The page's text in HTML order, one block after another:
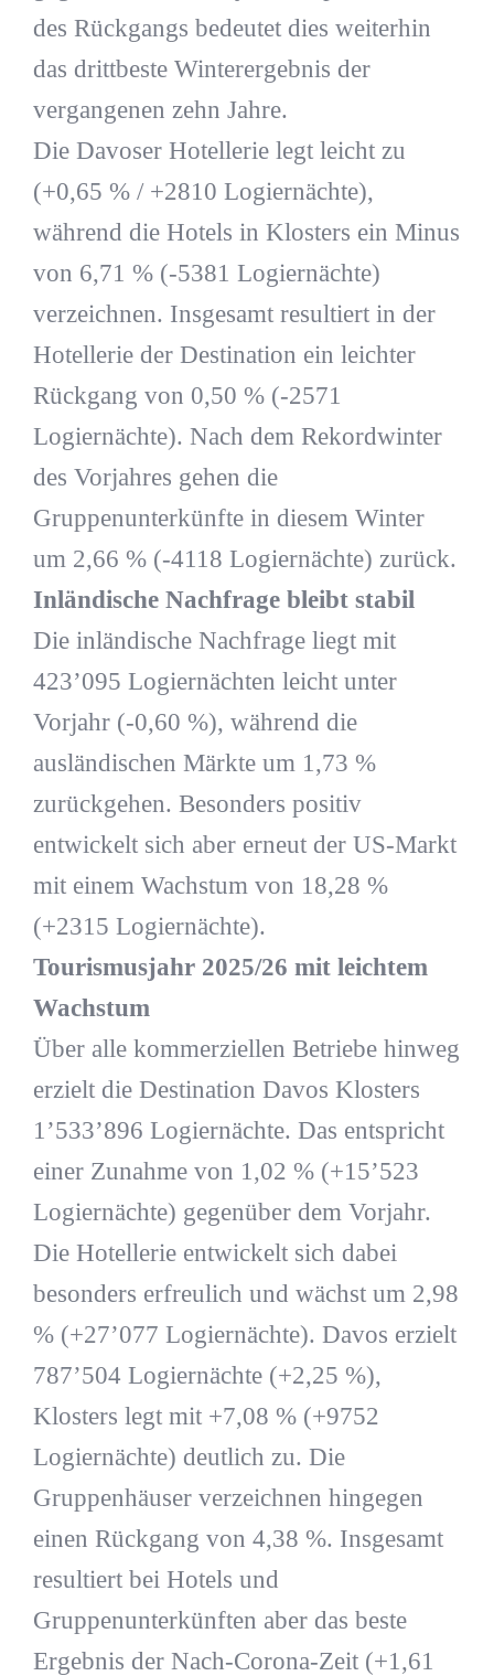
des Rückgangs bedeutet dies weiterhin
das drittbeste Winterergebnis der
vergangenen zehn Jahre.
Die Davoser Hotellerie legt leicht zu
(+0,65 % / +2810 Logiernächte),
während die Hotels in Klosters ein Minus
von 6,71 % (-5381 Logiernächte)
verzeichnen. Insgesamt resultiert in der
Hotellerie der Destination ein leichter
Rückgang von 0,50 % (-2571
Logiernächte). Nach dem Rekordwinter
des Vorjahres gehen die
Gruppenunterkünfte in diesem Winter
um 2,66 % (-4118 Logiernächte) zurück.
Inländische Nachfrage bleibt stabil
Die inländische Nachfrage liegt mit
423’095 Logiernächten leicht unter
Vorjahr (-0,60 %), während die
ausländischen Märkte um 1,73 %
zurückgehen. Besonders positiv
entwickelt sich aber erneut der US-Markt
mit einem Wachstum von 18,28 %
(+2315 Logiernächte).
Tourismusjahr 2025/26 mit leichtem
Wachstum
Über alle kommerziellen Betriebe hinweg
erzielt die Destination Davos Klosters
1’533’896 Logiernächte. Das entspricht
einer Zunahme von 1,02 % (+15’523
Logiernächte) gegenüber dem Vorjahr.
Die Hotellerie entwickelt sich dabei
besonders erfreulich und wächst um 2,98
% (+27’077 Logiernächte). Davos erzielt
787’504 Logiernächte (+2,25 %),
Klosters legt mit +7,08 % (+9752
Logiernächte) deutlich zu. Die
Gruppenhäuser verzeichnen hingegen
einen Rückgang von 4,38 %. Insgesamt
resultiert bei Hotels und
Gruppenunterkünften aber das beste
Ergebnis der Nach-Corona-Zeit (+1,61